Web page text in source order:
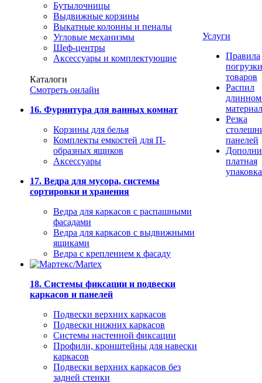
Бутылочницы
Выдвижные корзины
Выкатные колонны и пеналы
Угловые механизмы
Шеф-центры
Аксессуары и комплектующие
Каталоги
Смотреть онлайн
16. Фурнитура для ванных комнат
Корзины для белья
Комплекты емкостей для П-
образных ящиков
Аксессуары
17. Ведра для мусора, системы
сортировки и хранения
Ведра для каркасов с распашными
фасадами
Ведра для каркасов с выдвижными
ящиками
Ведра с креплением к фасаду
18. Системы фиксации и подвески
каркасов и панелей
Подвески верхних каркасов
Подвески нижних каркасов
Системы настенной фиксации
Профили, кронштейны для навески
каркасов
Подвески верхних каркасов без
задней стенки
Услуги
Правила
погрузки
товаров
Распил
Резка
панелей
платная
упаковка